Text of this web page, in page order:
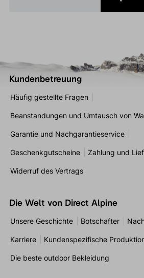
Kundenbetreuung
Häufig gestellte Fragen
Beanstandungen und Umtausch von
Garantie und Nachgarantieservice
Geschenkgutscheine Zahlung und
Widerruf des Vertrags
Die Welt von Direct Alpine
Unsere Geschichte Botschafter
Karriere Kundenspezifische
Die beste outdoor Bekleidung